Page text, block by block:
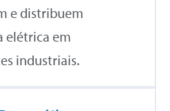
e distribuem
elétrica em
industriais.